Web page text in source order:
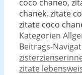
coco chaneo,
chanek, zitate
zitate coco
Kategorien
Beitrags-
zitate